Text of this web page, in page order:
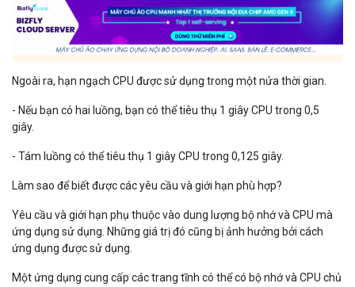
Ngoài ra, hạn ngạch CPU được sử dụng trong một nửa thời gian.
- Nếu bạn có hai luồng, bạn có thể tiêu thụ 1 giây CPU trong 0,5
giây.
- Tám luồng có thể tiêu thụ 1 giây CPU trong 0,125 giây.
Làm sao để biết được các yêu cầu và giới hạn phù hợp?
Yêu cầu và giới hạn phụ thuộc vào dung lượng bộ nhớ và CPU mà
ứng dụng sử dụng. Những giá trị đó cũng bị ảnh hưởng bởi cách
ứng dụng được sử dụng.
Một ứng dụng cung cấp các trang tĩnh có thể có bộ nhớ và CPU chủ